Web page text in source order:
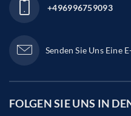
+496996759093
Senden Sie Uns Eine
FOLGEN SIE UNS IN